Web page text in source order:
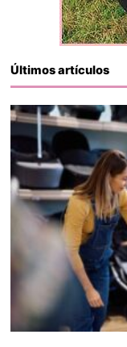
Últimos artículos